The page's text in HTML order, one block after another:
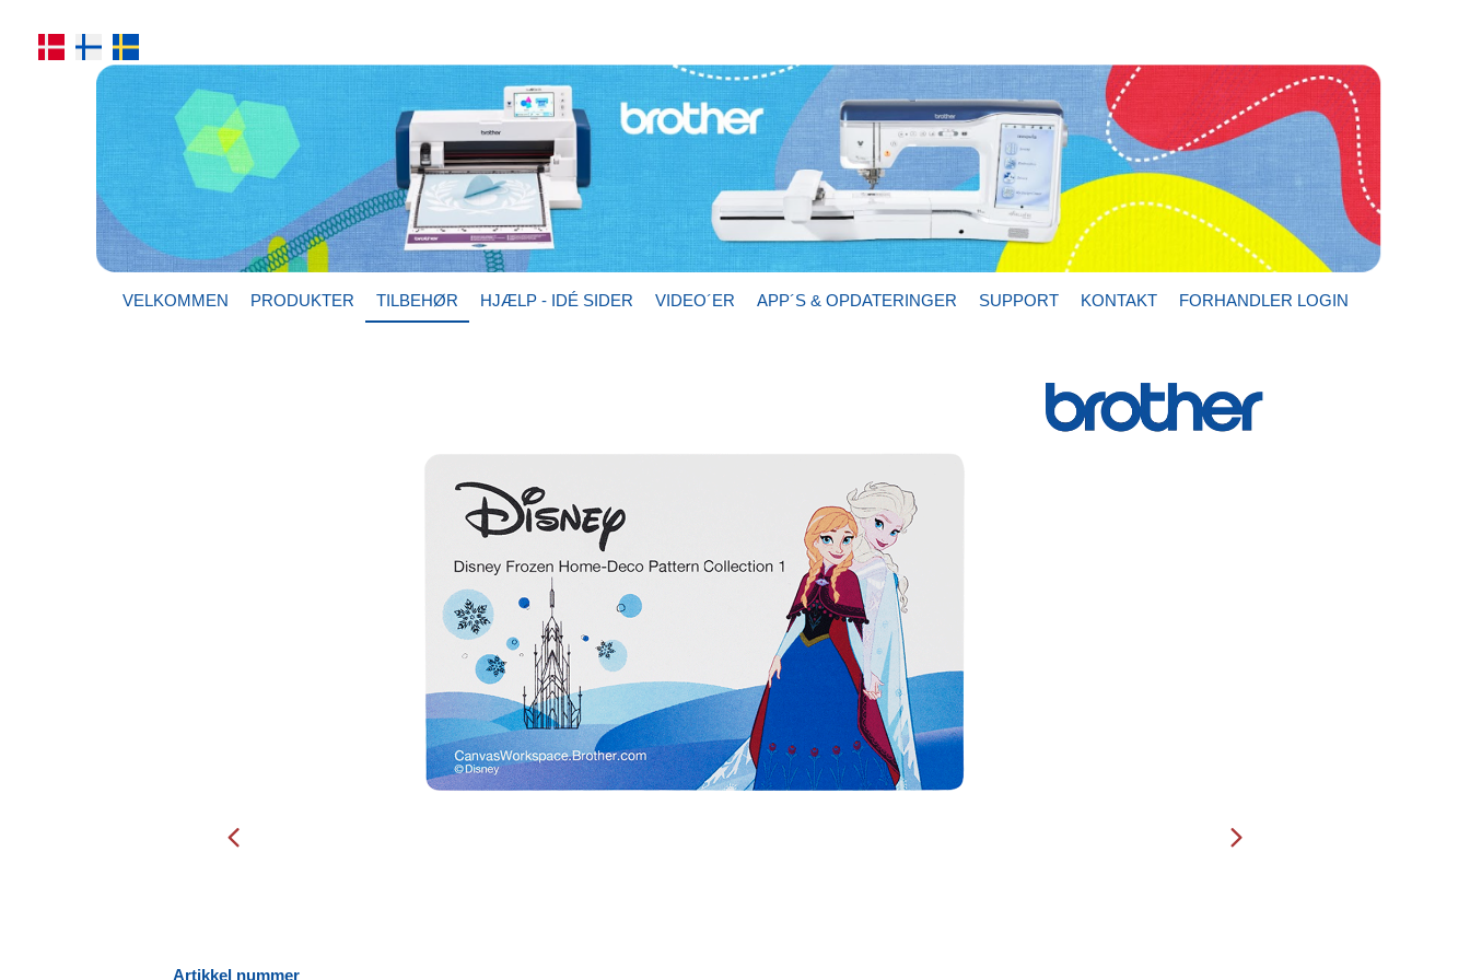
VELKOMMEN PRODUKTER TILBEHØR HJÆLP - IDÉ SIDER VIDEO´ER APP´S & OPDATERINGER SUPPORT KONTAKT FORHANDLER LOGIN
Artikkel nummer